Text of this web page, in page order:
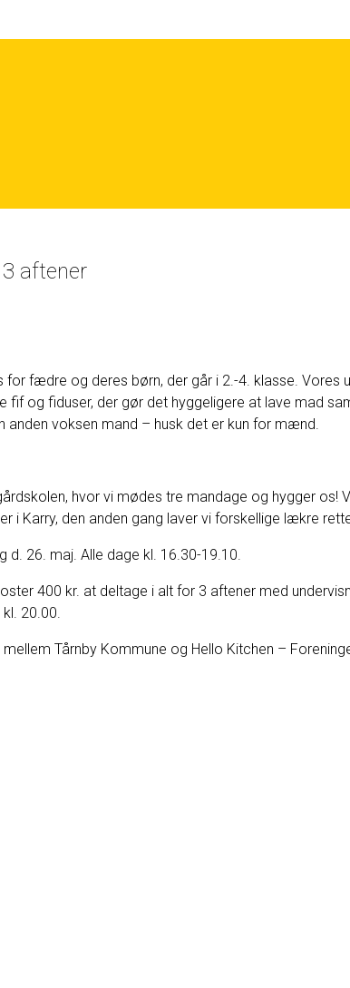
aftener
fædre og deres børn, der går i 2.-4. klasse.
og fiduser, der gør det hyggeligere at lave mad
anden voksen mand – husk det er kun for mænd.
hvor vi mødes tre mandage og hygger
i Karry, den anden gang laver vi forskellige lækre
d. 26. maj. Alle dage kl. 16.30-19.10.
400 kr. at deltage i alt for 3 aftener med
20.00.
Tårnby Kommune og Hello Kitchen –